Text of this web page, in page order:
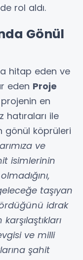
rol aldı.
Gönül
hitap eden ve
eden Proje
en
hatıraları ile
gönül köprüleri
ve
isimlerinin
taşıyan
idrak
ve milli
şahit